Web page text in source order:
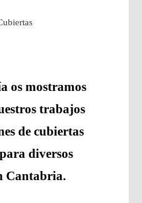
os mostramos
trabajos
de cubiertas
diversos
Cantabria.